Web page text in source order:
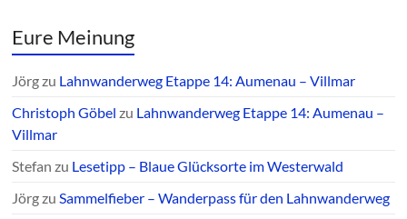
Eure Meinung
Jörgzu Lahnwanderweg Etappe 14: Aumenau – Villmar
Christoph Göbel zu Lahnwanderweg Etappe 14: Aumenau –
Villmar
Stefan zu Lesetipp – Blaue Glücksorte im Westerwald
JörgzuSammelfieber – Wanderpass für den Lahnwanderweg